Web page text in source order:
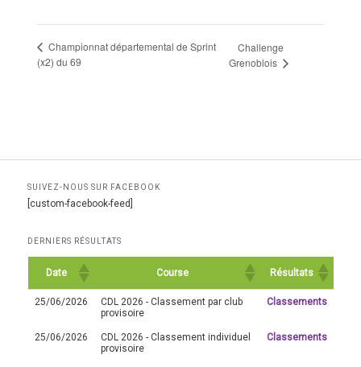
Championnat départemental de Sprint
(x2) du 69
Challenge
Grenoblois
SUIVEZ-NOUS SUR FACEBOOK
[custom-facebook-feed]
DERNIERS RÉSULTATS
Date Course Résultats
25/06/2026
CDL 2026 - Classement par club
provisoire
Classements
25/06/2026
CDL 2026 - Classement individuel
provisoire
Classements